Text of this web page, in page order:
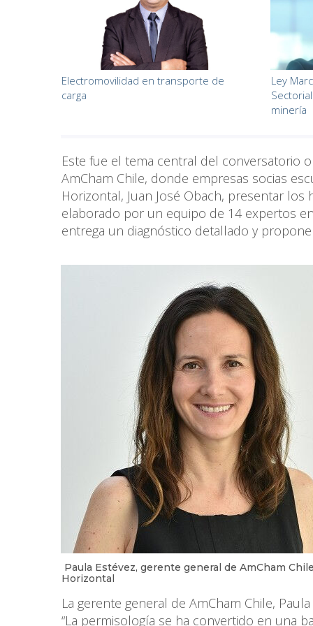
Electromovilidad en transporte de
carga
Ley
minería
Este fue el tema central del conversatorio
AmCham Chile, donde empresas socias
Horizontal, Juan José Obach, presentar
elaborado por un equipo de 14 expertos
entrega un diagnóstico detallado y
Paula Estévez, gerente general de AmCham
Horizontal
La gerente general de AmCham Chile,
“La permisología se ha convertido en una